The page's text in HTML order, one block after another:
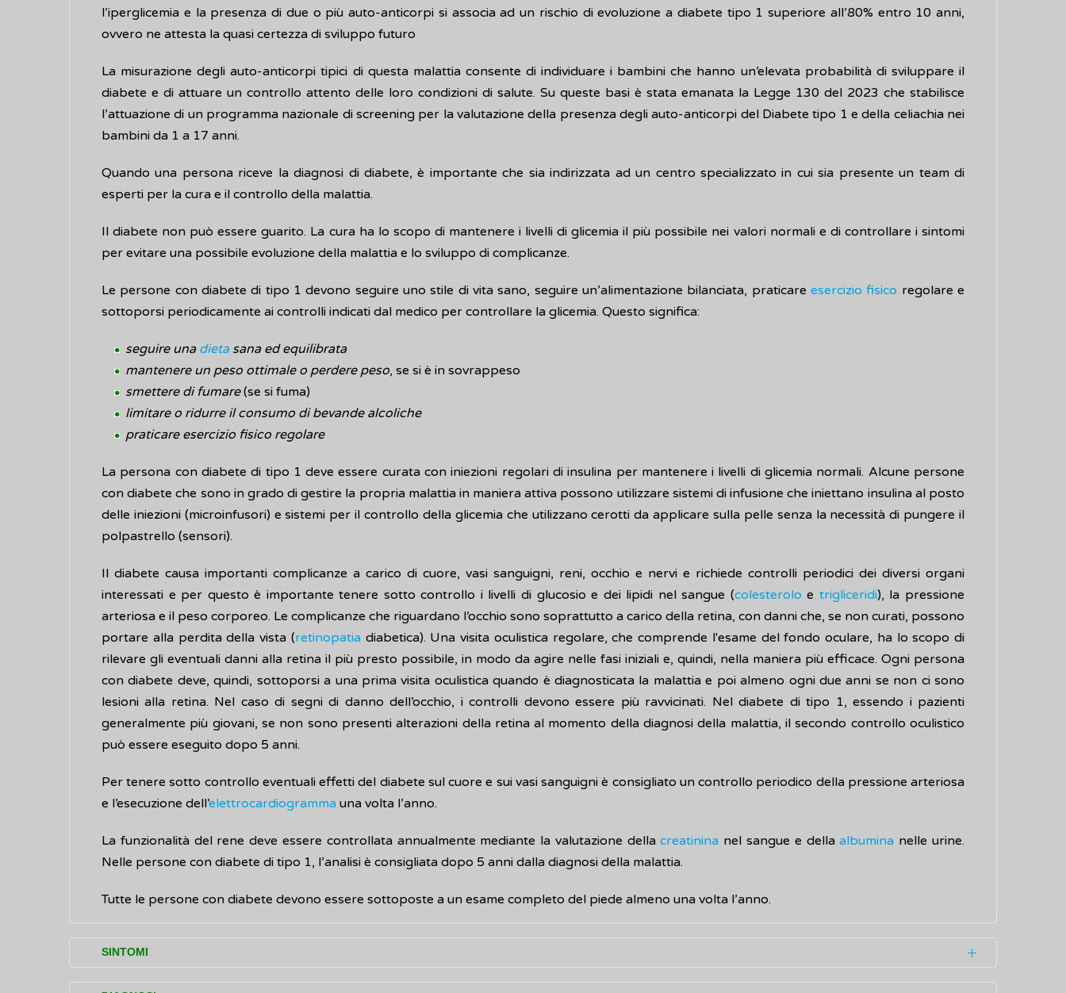
l’iperglicemia e la presenza di due o più auto-anticorpi si associa ad un rischio di evoluzione a diabete tipo 1 superiore all’80% entro 10 anni,
ovvero ne attesta la quasi certezza di sviluppo futuro
La misurazione degli auto-anticorpi tipici di questa malattia consente di individuare i bambini che hanno un’elevata probabilità di sviluppare il
diabete e di attuare un controllo attento delle loro condizioni di salute. Su queste basi è stata emanata la Legge 130 del 2023 che stabilisce
l’attuazione di un programma nazionale di screening per la valutazione della presenza degli auto-anticorpi del Diabete tipo 1 e della celiachia nei
bambini da 1 a 17 anni.
Quando una persona riceve la diagnosi di diabete, è importante che sia indirizzata ad un centro specializzato in cui sia presente un team di
esperti per la cura e il controllo della malattia.
Il diabete non può essere guarito. La cura ha lo scopo di mantenere i livelli di glicemia il più possibile nei valori normali e di controllare i sintomi
per evitare una possibile evoluzione della malattia e lo sviluppo di complicanze.
Le persone con diabete di tipo 1 devono seguire uno stile di vita sano, seguire un’alimentazione bilanciata, praticare esercizio fisico regolare e
sottoporsi periodicamente ai controlli indicati dal medico per controllare la glicemia. Questo significa:
seguire una dietasana ed equilibrata
mantenere un peso ottimale o perdere peso, se si è in sovrappeso
smettere di fumare(se si fuma)
limitare o ridurre il consumo di bevande alcoliche
praticare esercizio fisico regolare
La persona con diabete di tipo 1 deve essere curata con iniezioni regolari di insulina per mantenere i livelli di glicemia normali. Alcune persone
con diabete che sono in grado di gestire la propria malattia in maniera attiva possono utilizzare sistemi di infusione che iniettano insulina al posto
delle iniezioni (microinfusori) e sistemi per il controllo della glicemia che utilizzano cerotti da applicare sulla pelle senza la necessità di pungere il
polpastrello (sensori).
Il diabete causa importanti complicanze a carico di cuore, vasi sanguigni, reni, occhio e nervi e richiede controlli periodici dei diversi organi
interessati e per questo è importante tenere sotto controllo i livelli di glucosio e dei lipidi nel sangue (colesterolo e trigliceridi), la pressione
arteriosa e il peso corporeo. Le complicanze che riguardano l’occhio sono soprattutto a carico della retina, con danni che, se non curati, possono
portare alla perdita della vista (retinopatiadiabetica). Una visita oculistica regolare, che comprende l'esame del fondo oculare, ha lo scopo di
rilevare gli eventuali danni alla retina il più presto possibile, in modo da agire nelle fasi iniziali e, quindi, nella maniera più efficace. Ogni persona
con diabete deve, quindi, sottoporsi a una prima visita oculistica quando è diagnosticata la malattia e poi almeno ogni due anni se non ci sono
lesioni alla retina. Nel caso di segni di danno dell’occhio, i controlli devono essere più ravvicinati. Nel diabete di tipo 1, essendo i pazienti
generalmente più giovani, se non sono presenti alterazioni della retina al momento della diagnosi della malattia, il secondo controllo oculistico
può essere eseguito dopo 5 anni.
Per tenere sotto controllo eventuali effetti del diabete sul cuore e sui vasi sanguigni è consigliato un controllo periodico della pressione arteriosa
e l’esecuzione dell’elettrocardiogramma una volta l’anno.
La funzionalità del rene deve essere controllata annualmente mediante la valutazione dellacreatinina nel sangue e dellaalbumina nelle urine.
Nelle persone con diabete di tipo 1, l’analisi è consigliata dopo 5 anni dalla diagnosi della malattia.
Tutte le persone con diabete devono essere sottoposte a un esame completo del piede almeno una volta l’anno.
SINTOMI